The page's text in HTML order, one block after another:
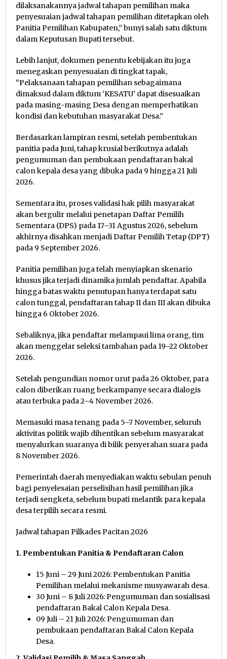
dilaksanakannya jadwal tahapan pemilihan maka
penyesuaian jadwal tahapan pemilihan ditetapkan oleh
Panitia Pemilihan Kabupaten,” bunyi salah satu diktum
dalam Keputusan Bupati tersebut.
Lebih lanjut, dokumen penentu kebijakan itu juga
menegaskan penyesuaian di tingkat tapak,
“Pelaksanaan tahapan pemilihan sebagaimana
dimaksud dalam diktum ‘KESATU’ dapat disesuaikan
pada masing-masing Desa dengan memperhatikan
kondisi dan kebutuhan masyarakat Desa.”
Berdasarkan lampiran resmi, setelah pembentukan
panitia pada Juni, tahap krusial berikutnya adalah
pengumuman dan pembukaan pendaftaran bakal
calon kepala desa yang dibuka pada 9 hingga 21 Juli
2026.
Sementara itu, proses validasi hak pilih masyarakat
akan bergulir melalui penetapan Daftar Pemilih
Sementara (DPS) pada 17–31 Agustus 2026, sebelum
akhirnya disahkan menjadi Daftar Pemilih Tetap (DPT)
pada 9 September 2026.
Panitia pemilihan juga telah menyiapkan skenario
khusus jika terjadi dinamika jumlah pendaftar. Apabila
hingga batas waktu penutupan hanya terdapat satu
calon tunggal, pendaftaran tahap II dan III akan dibuka
hingga 6 Oktober 2026.
Sebaliknya, jika pendaftar melampaui lima orang, tim
akan menggelar seleksi tambahan pada 19–22 Oktober
2026.
Setelah pengundian nomor urut pada 26 Oktober, para
calon diberikan ruang berkampanye secara dialogis
atau terbuka pada 2–4 November 2026.
Memasuki masa tenang pada 5–7 November, seluruh
aktivitas politik wajib dihentikan sebelum masyarakat
menyalurkan suaranya di bilik penyerahan suara pada
8 November 2026.
Pemerintah daerah menyediakan waktu sebulan penuh
bagi penyelesaian perselisihan hasil pemilihan jika
terjadi sengketa, sebelum bupati melantik para kepala
desa terpilih secara resmi.
Jadwal tahapan Pilkades Pacitan 2026
1. Pembentukan Panitia & Pendaftaran Calon
15 Juni – 29 Juni 2026: Pembentukan Panitia
Pemilihan melalui mekanisme musyawarah desa.
30 Juni – 8 Juli 2026: Pengumuman dan sosialisasi
pendaftaran Bakal Calon Kepala Desa.
09 Juli – 21 Juli 2026: Pengumuman dan
pembukaan pendaftaran Bakal Calon Kepala
Desa.